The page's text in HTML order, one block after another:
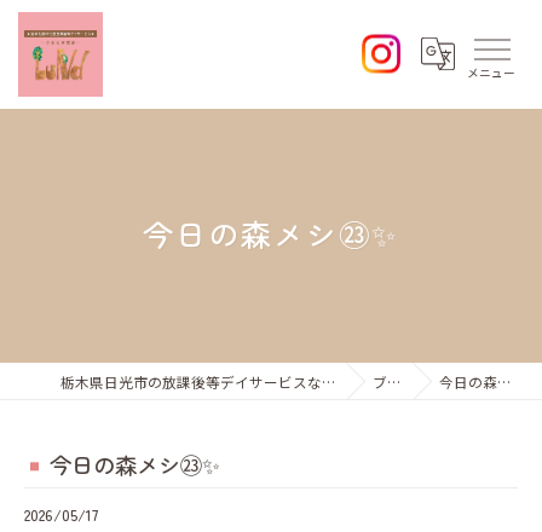
今日の森メシ㉓✨
栃木県日光市の放課後等デイサービスならひなた学習会Lund ブログ 今日の森メシ㉓✨
今日の森メシ㉓✨
2026/05/17